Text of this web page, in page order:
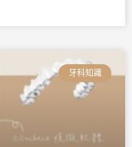
牙科知識